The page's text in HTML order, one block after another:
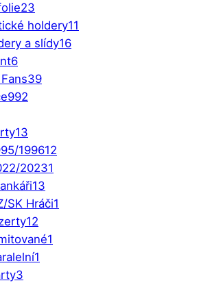
23
holdery11
a slídy16
6
39
992
13
199612
20231
13
SK Hráči1
12
1
1
3